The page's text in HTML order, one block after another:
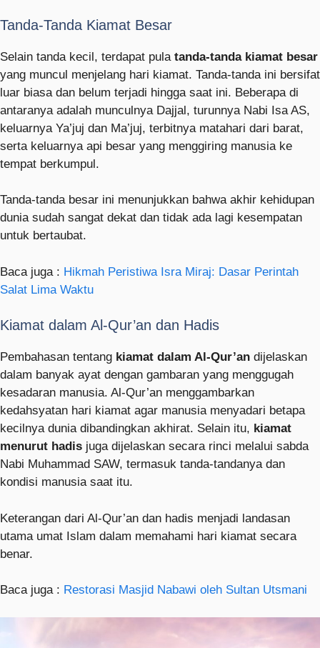
Tanda-Tanda Kiamat Besar
Selain tanda kecil, terdapat pula tanda-tanda kiamat besar
yang muncul menjelang hari kiamat. Tanda-tanda ini bersifat
luar biasa dan belum terjadi hingga saat ini. Beberapa di
antaranya adalah munculnya Dajjal, turunnya Nabi Isa AS,
keluarnya Ya’juj dan Ma’juj, terbitnya matahari dari barat,
serta keluarnya api besar yang menggiring manusia ke
tempat berkumpul.
Tanda-tanda besar ini menunjukkan bahwa akhir kehidupan
dunia sudah sangat dekat dan tidak ada lagi kesempatan
untuk bertaubat.
Baca juga : Hikmah Peristiwa Isra Miraj: Dasar Perintah
Salat Lima Waktu
Kiamat dalam Al-Qur’an dan Hadis
Pembahasan tentang kiamat dalam Al-Qur’an dijelaskan
dalam banyak ayat dengan gambaran yang menggugah
kesadaran manusia. Al-Qur’an menggambarkan
kedahsyatan hari kiamat agar manusia menyadari betapa
kecilnya dunia dibandingkan akhirat. Selain itu, kiamat
menurut hadis juga dijelaskan secara rinci melalui sabda
Nabi Muhammad SAW, termasuk tanda-tandanya dan
kondisi manusia saat itu.
Keterangan dari Al-Qur’an dan hadis menjadi landasan
utama umat Islam dalam memahami hari kiamat secara
benar.
Baca juga : Restorasi Masjid Nabawi oleh Sultan Utsmani